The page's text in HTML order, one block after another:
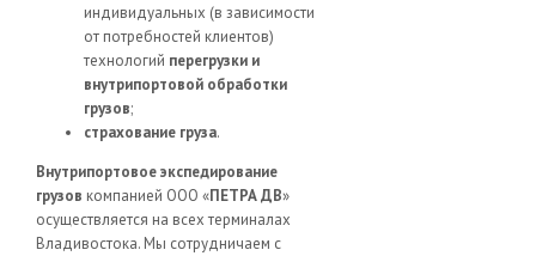
индивидуальных (в зависимости
от потребностей клиентов)
технологий перегрузки и
внутрипортовой обработки
грузов;
страхование груза.
Внутрипортовое экспедирование
грузов компанией ООО «ПЕТРА ДВ»
осуществляется на всех терминалах
Владивостока. Мы сотрудничаем с